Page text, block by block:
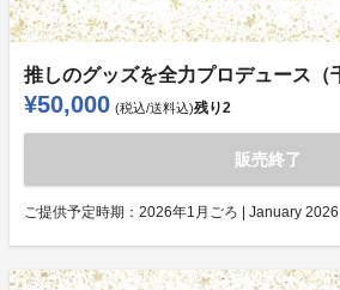
推しのグッズを全力プロデュース（
¥50,000 (税込/送料込)残り2
販売終了
ご提供予定時期： 2026年1月ごろ | January 2026